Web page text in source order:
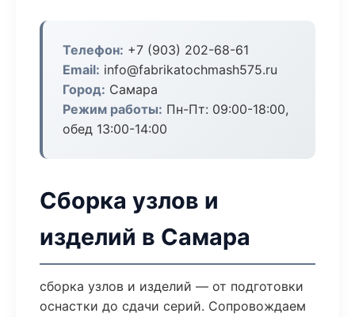
Телефон: +7 (903) 202-68-61
Email: info@fabrikatochmash575.ru
Город: Самара
Режим работы: Пн-Пт: 09:00-18:00,
обед 13:00-14:00
Сборка узлов и
изделий в Самара
сборка узлов и изделий — от подготовки
оснастки до сдачи серий. Сопровождаем